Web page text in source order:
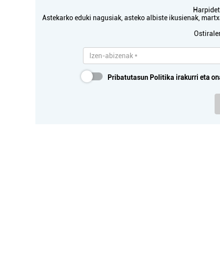
Astekarko eduki nagusiak, asteko albiste ikusienak,
Pribatutasun Politika irakurri eta